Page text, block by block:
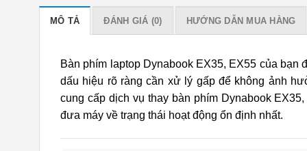
MÔ TẢ ĐÁNH GIÁ (0) HƯỚNG DẪN MUA HÀNG
Bàn phím laptop Dynabook EX35, EX55 của
dấu hiệu rõ ràng cần xử lý gấp để không ảnh
cung cấp dịch vụ thay bàn phím Dynabook
đưa máy về trạng thái hoạt động ổn định nhất.